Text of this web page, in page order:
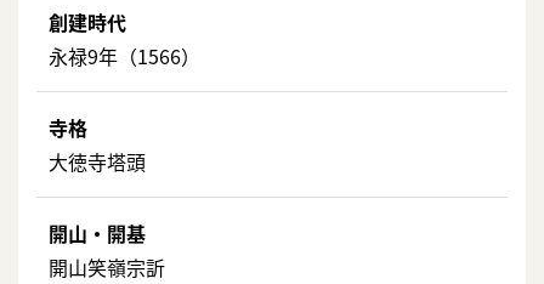
創建時代
永禄9年（1566）
寺格
大徳寺塔頭
開山・開基
開山笑嶺宗訢